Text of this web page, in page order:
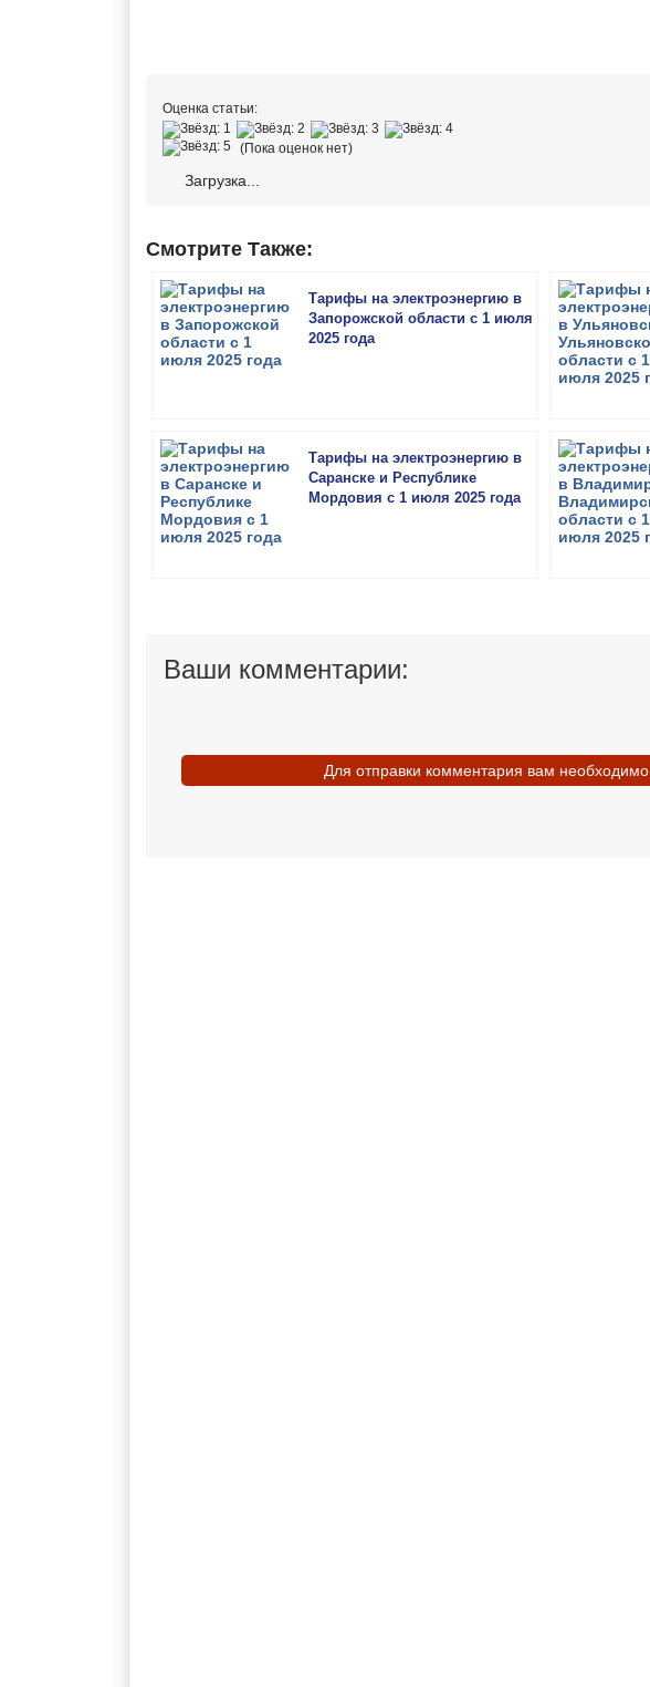
Оценка статьи:
(Пока оценок нет)
Загрузка...
Смотрите Также:
Тарифы на электроэнергию в
Запорожской области с 1 июля
2025 года
Тарифы на электроэнергию в
Саранске и Республике
Мордовия с 1 июля 2025 года
Ваши комментарии:
Для отправки комментария вам необходимо